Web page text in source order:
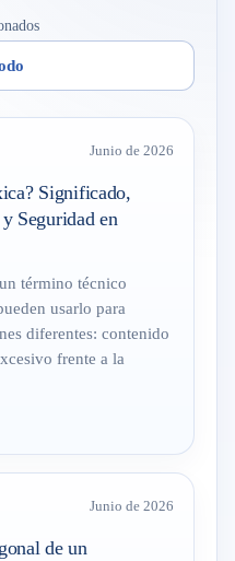
Junio de 2026
Significado,
Seguridad en
término técnico
usarlo para
diferentes: contenido
frente a la
Junio de 2026
de un